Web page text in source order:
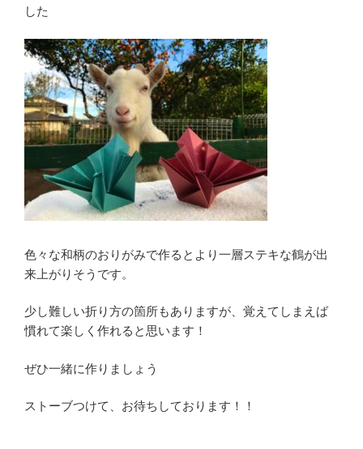
した
色々な和柄のおりがみで作るとより一層ステキな鶴が出
来上がりそうです。
少し難しい折り方の箇所もありますが、覚えてしまえば
慣れて楽しく作れると思います！
ぜひ一緒に作りましょう
ストーブつけて、お待ちしております！！